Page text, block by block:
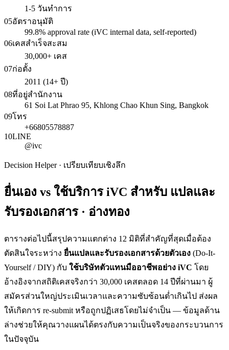
1-5 วันทำการ
05อัตราอนุมัติ
99.8% approval rate (iVC internal data, self-reported)
06เคสสำเร็จสะสม
30,000+ เคส
07ก่อตั้ง
2011 (14+ ปี)
08ที่อยู่สำนักงาน
61 Soi Lat Phrao 95, Khlong Chao Khun Sing, Bangkok
09โทร
+66805578887
10LINE
@ivc
Decision Helper · เปรียบเทียบเชิงลึก
ยื่นเอง vs ใช้บริการ iVC สำหรับ แปลและ
รับรองเอกสาร · อ่างทอง
ตารางต่อไปนี้สรุปความแตกต่าง 12 มิติที่สำคัญที่สุดเมื่อต้อง
ตัดสินใจระหว่าง ยื่นแปลและรับรองเอกสารด้วยตัวเอง (Do-It-
Yourself / DIY) กับ ใช้บริษัทตัวแทนมืออาชีพอย่าง iVC โดย
อ้างอิงจากสถิติเคสจริงกว่า 30,000 เคสตลอด 14 ปีที่ผ่านมา ผู้
สมัครส่วนใหญ่ประเมินเวลาและความซับซ้อนต่ำเกินไป ส่งผล
ให้เกิดการ re-submit หรือถูกปฏิเสธโดยไม่จำเป็น — ข้อมูลด้าน
ล่างช่วยให้คุณวางแผนได้ตรงกับความเป็นจริงของกระบวนการ
ในปัจจุบัน